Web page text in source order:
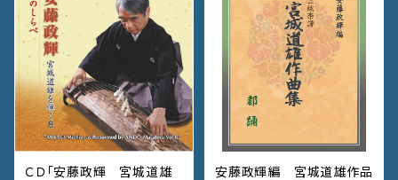
ＣＤ「安藤政輝 宮城道雄
安藤政輝編 宮城道雄作品